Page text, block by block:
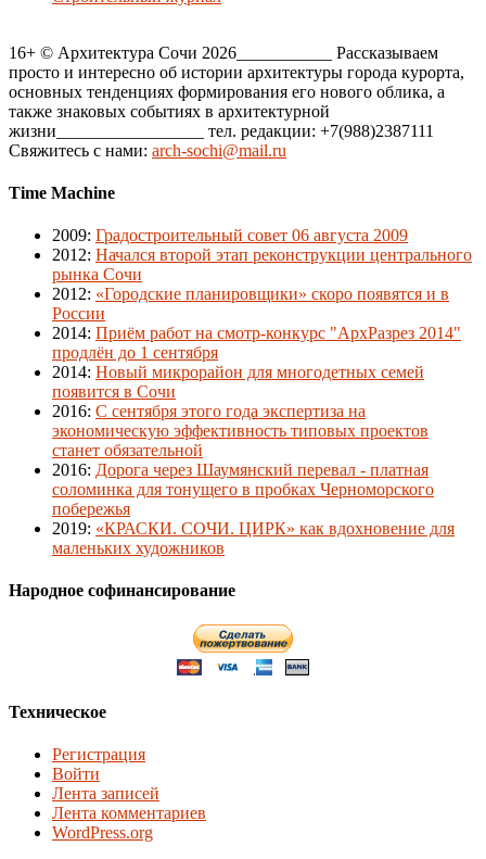
16+ © Архитектура Сочи 2026___________ Рассказываем
просто и интересно об истории архитектуры города курорта,
основных тенденциях формирования его нового облика, а
также знаковых событиях в архитектурной
жизни_________________ тел. редакции: +7(988)2387111
Свяжитесь с нами: arch-sochi@mail.ru
Time Machine
2009: Градостроительный совет 06 августа 2009
2012: Начался второй этап реконструкции центрального
рынка Сочи
2012: «Городские планировщики» скоро появятся и в
России
2014: Приём работ на смотр-конкурс "АрхРазрез 2014"
продлён до 1 сентября
2014: Новый микрорайон для многодетных семей
появится в Сочи
2016: С сентября этого года экспертиза на
экономическую эффективность типовых проектов
станет обязательной
2016: Дорога через Шаумянский перевал - платная
соломинка для тонущего в пробках Черноморского
побережья
2019: «КРАСКИ. СОЧИ. ЦИРК» как вдохновение для
маленьких художников
Народное софинансирование
Техническое
Регистрация
Войти
Лента записей
Лента комментариев
WordPress.org